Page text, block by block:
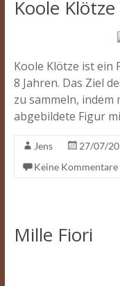
Koole Klötze
Koole Klötze ist ein
8 Jahren. Das Ziel
zu sammeln, indem
abgebildete Figur
Jens 27/07/
Keine Kommentare
Mille Fiori